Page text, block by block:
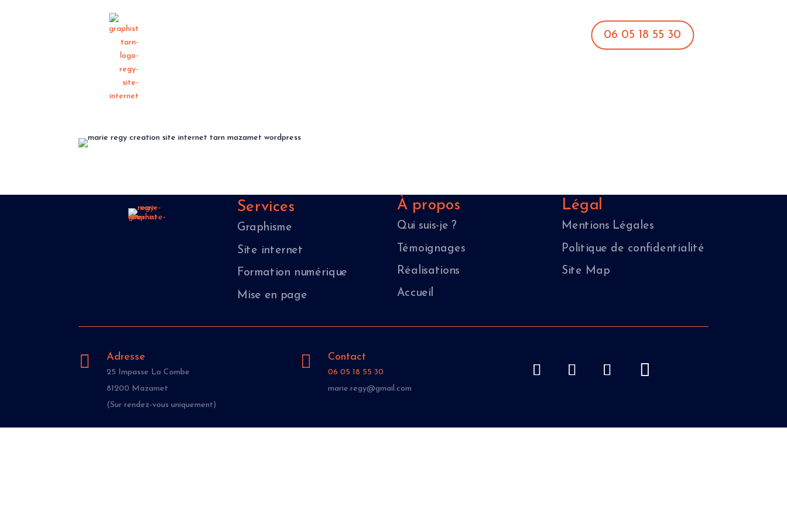
06 05 18 55 30
Services
Graphisme
Site internet
Formation numérique
Mise en page
À propos
Qui suis-je ?
Témoignages
Réalisations
Accueil
Légal
Mentions Légales
Politique de confidentialité
Site Map
 Adresse
25 Impasse La Combe
81200 Mazamet
(Sur rendez-vous uniquement)
 Contact
06 05 18 55 30
marie.regy@gmail.com